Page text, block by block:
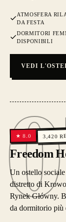
ATMOSFERA
DA FESTA
DORMITORI
DISPONIBILI
VEDI
07
★8.0 3,420
Freedom
Un ostello
distretto di
Rynek Główny.
da dormitorio più